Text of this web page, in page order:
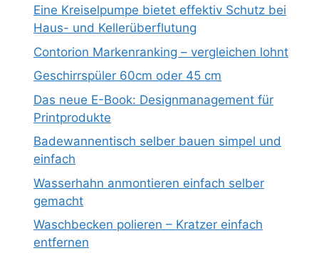
Eine Kreiselpumpe bietet effektiv Schutz bei
Haus- und Kellerüberflutung
Contorion Markenranking – vergleichen lohnt
Geschirrspüler 60cm oder 45 cm
Das neue E-Book: Designmanagement für
Printprodukte
Badewannentisch selber bauen simpel und
einfach
Wasserhahn anmontieren einfach selber
gemacht
Waschbecken polieren – Kratzer einfach
entfernen